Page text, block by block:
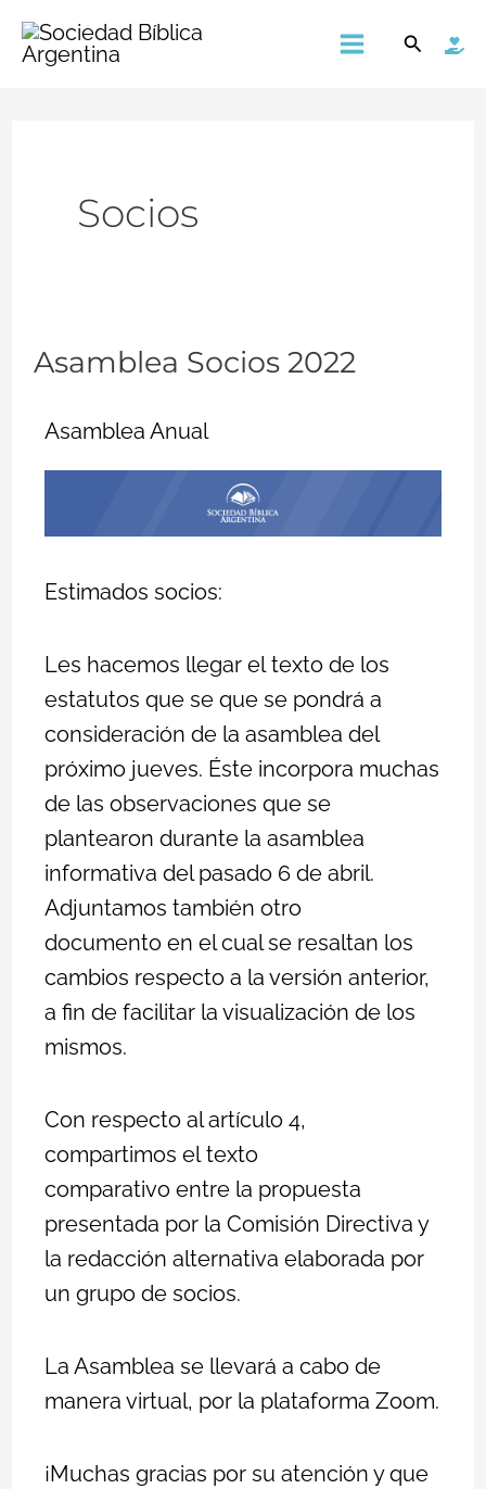
MainBuscar
Socios
Asamblea Socios 2022
Asamblea Anual
Estimados socios:
Les hacemos llegar eltexto de los
estatutos que se que se pondrá a
consideración de la asamblea del
próximo jueves. Éste incorpora muchas
de las observaciones que se
plantearon durante la asamblea
informativa del pasado 6 de abril.
Adjuntamos también otro
documentoen el cual se resaltan los
cambios respecto a la versión anterior,
a fin de facilitar la visualización de los
mismos.
Con respecto al artículo 4,
compartimos eltexto
comparativoentre la propuesta
presentada por la Comisión Directiva y
la redacción alternativa elaborada por
un grupo de socios.
La Asamblea se llevará a cabo de
manera virtual, por la plataforma Zoom.
¡Muchas gracias por su atención y que
Asamblea
2022